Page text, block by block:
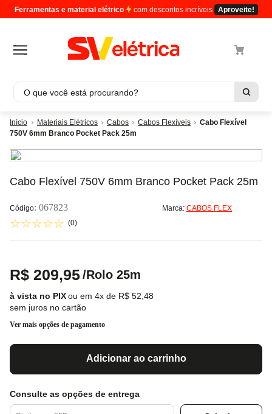
Ferramentas e material elétrico com descontos incríveis Aproveite!
O que você está procurando?
Materiais Elétricos Cabos Cabos Flexíveis
Cabo Flexível
750V 6mm Branco Pocket Pack 25m
Cabo Flexível 750V 6mm Branco Pocket Pack 25m
: 067823 Marca: CABOS FLEX
☆☆☆☆☆ (0)
R$ 209,95/Rolo 25m
ou em 4x de R$ 52 48
sem juros no cartão
Ver mais opções de pagamento
Adicionar ao carrinho
Termos mais buscados
2º luminaria
3º tomada